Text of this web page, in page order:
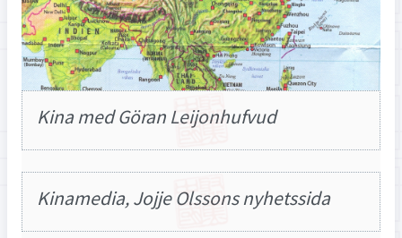
Kina med Göran Leijonhufvud
Kinamedia, Jojje Olssons nyhetssida